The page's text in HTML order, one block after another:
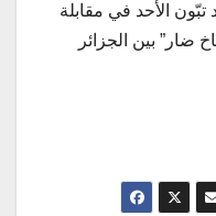
تبّون الأحد في مقابلة
ضار” بين الجزائر